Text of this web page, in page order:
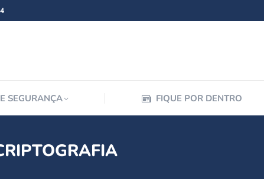
SEGURANÇA FIQUE POR DENTRO
SOLUÇÕES DE SEGURANÇA FIQUE POR